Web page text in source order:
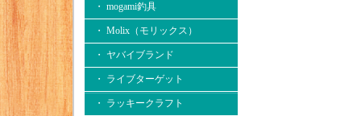
・ mogami釣具
・ Molix（モリックス）
・ ヤバイブランド
・ ライブターゲット
・ ラッキークラフト